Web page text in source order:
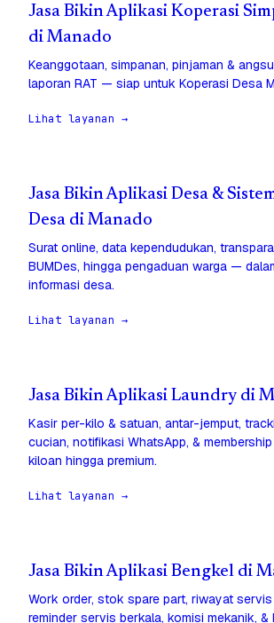
Jasa Bikin Aplikasi Koperasi
di Manado
Keanggotaan, simpanan, pinjaman &
laporan RAT — siap untuk Koperasi Desa
Lihat layanan →
Jasa Bikin Aplikasi Desa &
Desa di Manado
Surat online, data kependudukan,
BUMDes, hingga pengaduan warga —
informasi desa.
Lihat layanan →
Jasa Bikin Aplikasi Laundry di
Kasir per-kilo & satuan, antar-jemput,
cucian, notifikasi WhatsApp, &
kiloan hingga premium.
Lihat layanan →
Jasa Bikin Aplikasi Bengkel di
Work order, stok spare part, riwayat servis
reminder servis berkala, komisi mekanik,